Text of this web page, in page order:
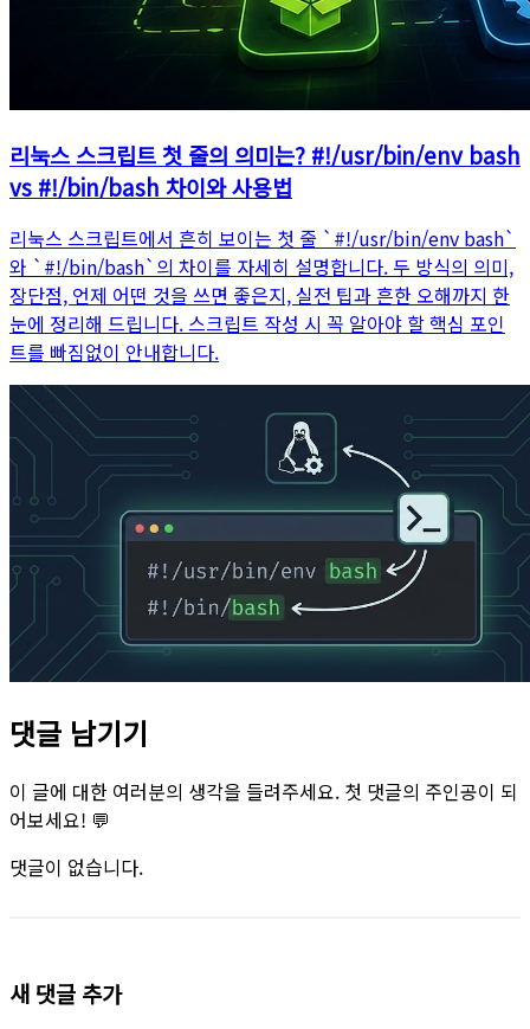
리눅스 스크립트 첫 줄의 의미는? #!/usr/bin/env bash
vs #!/bin/bash 차이와 사용법
리눅스 스크립트에서 흔히 보이는 첫 줄 `#!/usr/bin/env bash`
와 `#!/bin/bash`의 차이를 자세히 설명합니다. 두 방식의 의미,
장단점, 언제 어떤 것을 쓰면 좋은지, 실전 팁과 흔한 오해까지 한
눈에 정리해 드립니다. 스크립트 작성 시 꼭 알아야 할 핵심 포인
트를 빠짐없이 안내합니다.
댓글 남기기
이 글에 대한 여러분의 생각을 들려주세요. 첫 댓글의 주인공이 되
어보세요! 💬
댓글이 없습니다.
새 댓글 추가